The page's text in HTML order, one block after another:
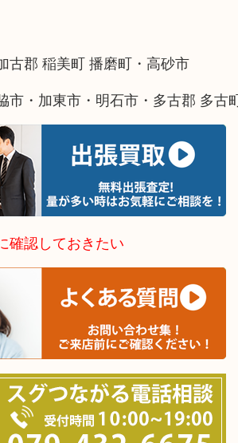
古郡 稲美町 播磨町・高砂市
市・加東市・明石市・多古郡 多古
確認しておきたい